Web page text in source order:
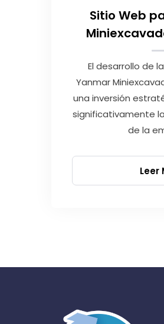
Sitio Web
El desarrollo de
Yanmar
una inversión
significativamente
de la
Leer